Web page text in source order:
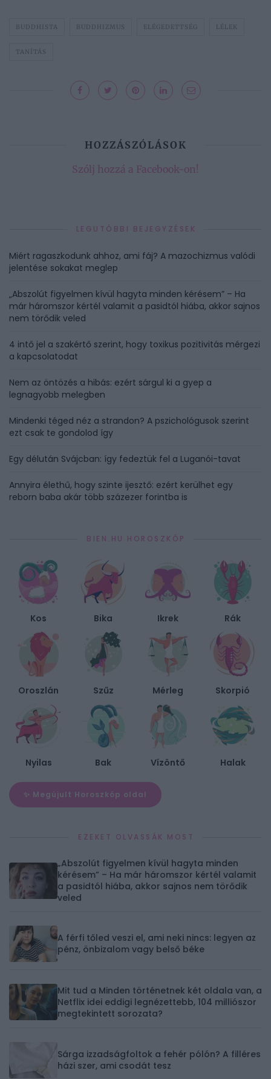
BUDDHISTA BUDDHIZMUS ELÉGEDETTSÉG LÉLEK
TANÍTÁS
HOZZÁSZÓLÁSOK
Szólj hozzá a Facebook-on!
LEGUTÓBBI BEJEGYZÉSEK
Miért ragaszkodunk ahhoz, ami fáj? A mazochizmus valódi
jelentése sokakat meglep
„Abszolút figyelmen kívül hagyta minden kérésem” – Ha
már háromszor kértél valamit a pasidtól hiába, akkor sajnos
nem törődik veled
4 intő jel a szakértő szerint, hogy toxikus pozitivitás mérgezi
a kapcsolatodat
Nem az öntözés a hibás: ezért sárgul ki a gyep a
legnagyobb melegben
Mindenki téged néz a strandon? A pszichológusok szerint
ezt csak te gondolod így
Egy délután Svájcban: így fedeztük fel a Luganói-tavat
Annyira élethű, hogy szinte ijesztő: ezért kerülhet egy
reborn baba akár több százezer forintba is
BIEN.HU HOROSZKÓP
Kos Bika Ikrek Rák
Oroszlán Szűz Mérleg Skorpió
Nyilas Bak Vízöntő Halak
✨ Megújult Horoszkóp oldal
EZEKET OLVASSÁK MOST
„Abszolút figyelmen kívül hagyta minden
kérésem” – Ha már háromszor kértél valamit
a pasidtól hiába, akkor sajnos nem törődik
veled
A férfi tőled veszi el, ami neki nincs: legyen az
pénz, önbizalom vagy belső béke
Mit tud a Minden történetnek két oldala van, a
Netflix idei eddigi legnézettebb, 104 milliószor
megtekintett sorozata?
Sárga izzadságfoltok a fehér pólón? A filléres
házi szer, ami csodát tesz